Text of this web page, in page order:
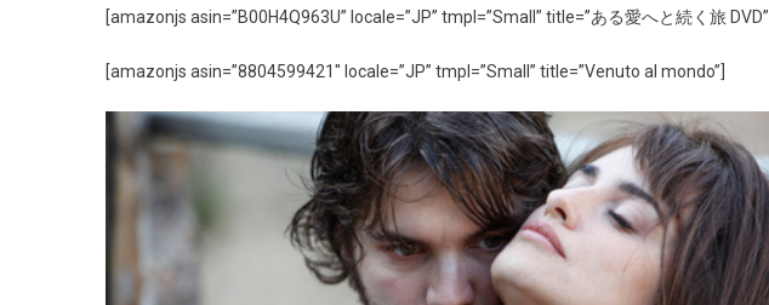
[amazonjs asin=”B00H4Q963U” locale=”JP” tmpl=”Small” title=”ある愛へと続く旅 DVD”]
[amazonjs asin=”8804599421″ locale=”JP” tmpl=”Small” title=”Venuto al mondo”]